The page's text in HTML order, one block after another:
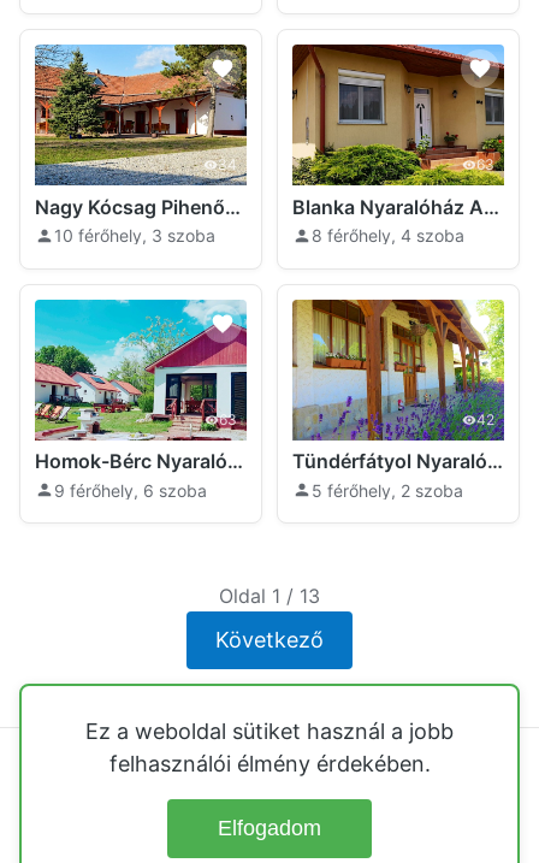
34
Nagy Kócsag PihenőPorta Sarud
10 férőhely, 3 szoba
63
Blanka Nyaralóház Abádszalók
8 férőhely, 4 szoba
63
Homok-Bérc Nyaralóház Tiszafüred
9 férőhely, 6 szoba
42
Tündérfátyol Nyaralóház Tiszafüred
5 férőhely, 2 szoba
Oldal 1 / 13
Következő
Közvetlen vízparti nyaralók
Ez a weboldal sütiket használ a jobb
felhasználói élmény érdekében.
Elfogadom